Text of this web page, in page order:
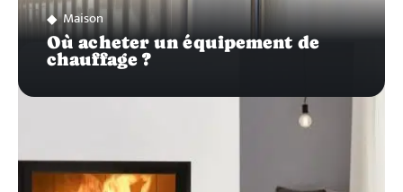
Maison
Où acheter un équipement de
chauffage ?